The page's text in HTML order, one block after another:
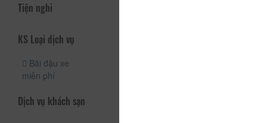
Tiện nghi
KS Loại dịch vụ
Bãi đậu xe
miễn phí
Dịch vụ khách sạn